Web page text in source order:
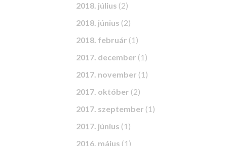
2018. július (2)
2018. június (2)
2018. február (1)
2017. december (1)
2017. november (1)
2017. október (2)
2017. szeptember (1)
2017. június (1)
2016. május (1)